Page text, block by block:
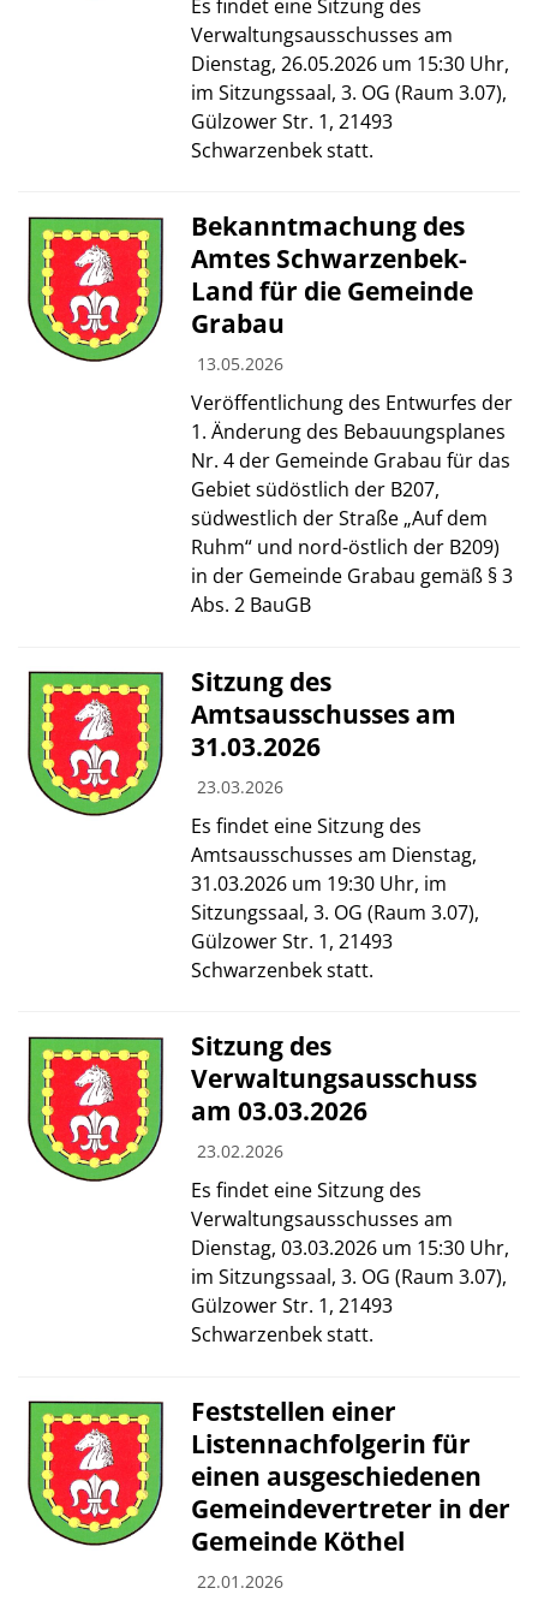
Es findet eine Sitzung des
Verwaltungsausschusses am
Dienstag, 26.05.2026 um 15:30 Uhr,
im Sitzungssaal, 3. OG (Raum 3.07),
Gülzower Str. 1, 21493
Schwarzenbek statt.
Bekanntmachung des
Amtes Schwarzenbek-
Land für die Gemeinde
Grabau
13.05.2026
Veröffentlichung des Entwurfes der
1. Änderung des Bebauungsplanes
Nr. 4 der Gemeinde Grabau für das
Gebiet südöstlich der B207,
südwestlich der Straße „Auf dem
Ruhm“ und nord-östlich der B209)
in der Gemeinde Grabau gemäß § 3
Abs. 2 BauGB
Sitzung des
Amtsausschusses am
31.03.2026
23.03.2026
Es findet eine Sitzung des
Amtsausschusses am Dienstag,
31.03.2026 um 19:30 Uhr, im
Sitzungssaal, 3. OG (Raum 3.07),
Gülzower Str. 1, 21493
Schwarzenbek statt.
Sitzung des
Verwaltungsausschuss
am 03.03.2026
23.02.2026
Es findet eine Sitzung des
Verwaltungsausschusses am
Dienstag, 03.03.2026 um 15:30 Uhr,
im Sitzungssaal, 3. OG (Raum 3.07),
Gülzower Str. 1, 21493
Schwarzenbek statt.
Feststellen einer
Listennachfolgerin für
einen ausgeschiedenen
Gemeindevertreter in der
Gemeinde Köthel
22.01.2026